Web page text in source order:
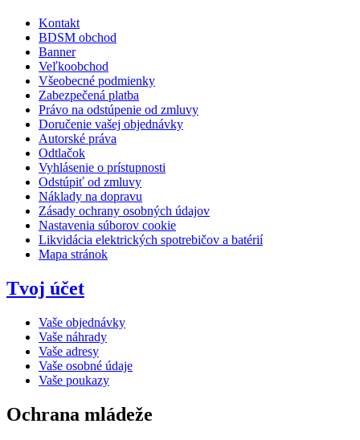
Kontakt
BDSM obchod
Banner
Veľkoobchod
Všeobecné podmienky
Zabezpečená platba
Právo na odstúpenie od zmluvy
Doručenie vašej objednávky
Autorské práva
Odtlačok
Vyhlásenie o prístupnosti
Odstúpiť od zmluvy
Náklady na dopravu
Zásady ochrany osobných údajov
Nastavenia súborov cookie
Likvidácia elektrických spotrebičov a batérií
Mapa stránok
Tvoj účet
Vaše objednávky
Vaše náhrady
Vaše adresy
Vaše osobné údaje
Vaše poukazy
Ochrana mládeže